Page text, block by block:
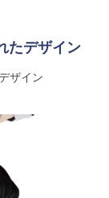
たデザイン
ザイン